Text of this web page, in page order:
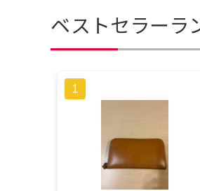
ベストセラーラ